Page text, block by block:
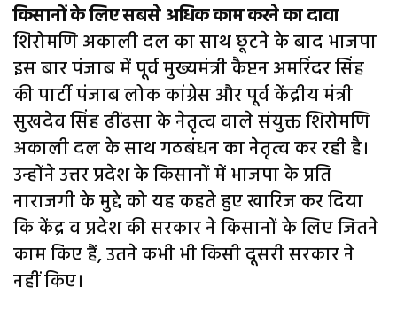
किसानों के लिए सबसे अधिक काम करने का दावा
शिरोमणि अकाली दल का साथ छूटने के बाद भाजपा
इस बार पंजाब में पूर्व मुख्यमंत्री कैप्टन अमरिंदर सिंह
की पार्टी पंजाब लोक कांग्रेस और पूर्व केंद्रीय मंत्री
सुखदेव सिंह ढींढसा के नेतृत्व वाले संयुक्त शिरोमणि
अकाली दल के साथ गठबंधन का नेतृत्व कर रही है।
उन्होंने उत्तर प्रदेश के किसानों में भाजपा के प्रति
नाराजगी के मुद्दे को यह कहते हुए खारिज कर दिया
कि केंद्र व प्रदेश की सरकार ने किसानों के लिए जितने
काम किए हैं, उतने कभी भी किसी दूसरी सरकार ने
नहीं किए।